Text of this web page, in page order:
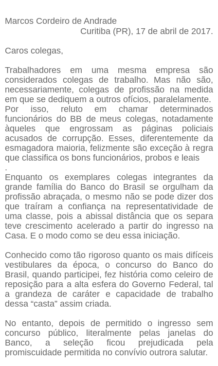
Marcos Cordeiro de Andrade
Curitiba (PR), 17 de abril de 2017.
Caros colegas,
Trabalhadores em uma mesma empresa são
considerados colegas de trabalho. Mas não são,
necessariamente, colegas de profissão na medida
em que se dediquem a outros ofícios, paralelamente.
Por isso, reluto em chamar determinados
funcionários do BB de meus colegas, notadamente
àqueles que engrossam as páginas policiais
acusados de corrupção. Esses, diferentemente da
esmagadora maioria, felizmente são exceção à regra
que classifica os bons funcionários, probos e leais
.
Enquanto os exemplares colegas integrantes da
grande família do Banco do Brasil se orgulham da
profissão abraçada, o mesmo não se pode dizer dos
que traíram a confiança na representatividade de
uma classe, pois a abissal distância que os separa
teve crescimento acelerado a partir do ingresso na
Casa. E o modo como se deu essa iniciação.
Conhecido como tão rigoroso quanto os mais difíceis
vestibulares da época, o concurso do Banco do
Brasil, quando participei, fez história como celeiro de
reposição para a alta esfera do Governo Federal, tal
a grandeza de caráter e capacidade de trabalho
dessa “casta” assim criada.
No entanto, depois de permitido o ingresso sem
concurso público, literalmente pelas janelas do
Banco, a seleção ficou prejudicada pela
promiscuidade permitida no convívio outrora salutar.